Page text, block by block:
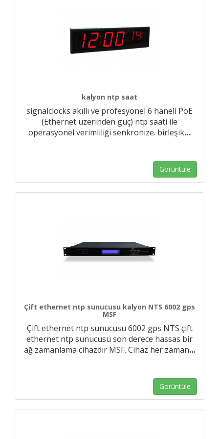
kalyon ntp saat
signalclocks akıllı ve profesyonel 6 haneli PoE
(Ethernet üzerinden güç) ntp saati ile
operasyonel verimliliği senkronize. birleşik…
Görüntüle
Çift ethernet ntp sunucusu kalyon NTS 6002 gps
MSF
Çift ethernet ntp sunucusu 6002 gps NTS çift
ethernet ntp sunucusu son derece hassas bir
ağ zamanlama cihazdır MSF. Cihaz her zaman…
Görüntüle